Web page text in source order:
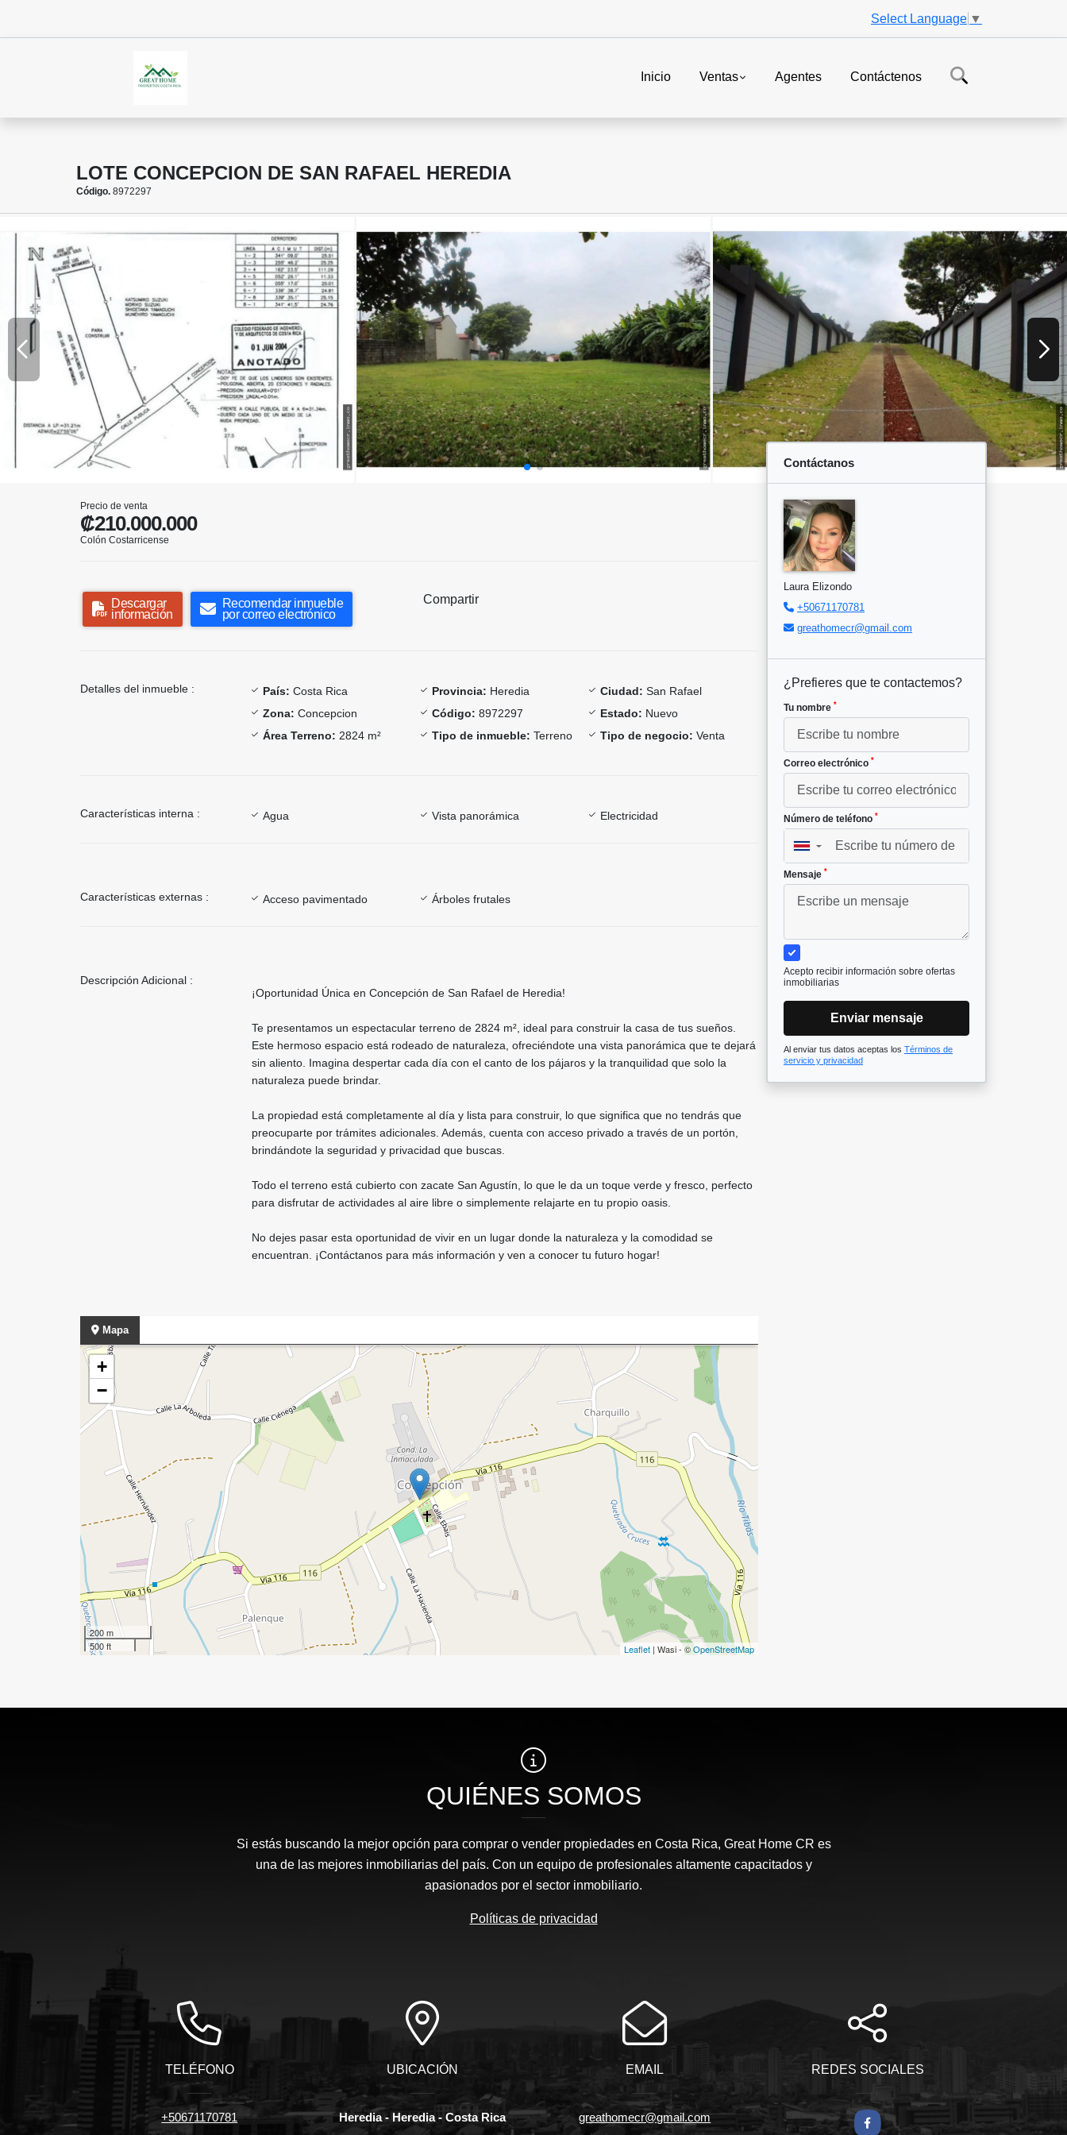
Select Language ▼
Inicio Ventas Agentes Contáctenos
LOTE CONCEPCION DE SAN RAFAEL HEREDIA
Código. 8972297
Precio de venta
₡210.000.000
Colón Costarricense
Descargar
información
Recomendar inmueble
por correo electrónico
Compartir
Detalles del inmueble : País: Costa Rica Provincia: Heredia Ciudad: San Rafael
Zona: Concepcion Código: 8972297 Estado: Nuevo
Área Terreno: 2824 m² Tipo de inmueble: Terreno Tipo de negocio: Venta
Características interna : Agua Vista panorámica Electricidad
Características externas : Acceso pavimentado Árboles frutales
Descripción Adicional :
¡Oportunidad Única en Concepción de San Rafael de Heredia!
Te presentamos un espectacular terreno de 2824 m², ideal para construir la casa de tus sueños.
Este hermoso espacio está rodeado de naturaleza, ofreciéndote una vista panorámica que te dejará
sin aliento. Imagina despertar cada día con el canto de los pájaros y la tranquilidad que solo la
naturaleza puede brindar.
La propiedad está completamente al día y lista para construir, lo que significa que no tendrás que
preocuparte por trámites adicionales. Además, cuenta con acceso privado a través de un portón,
brindándote la seguridad y privacidad que buscas.
Todo el terreno está cubierto con zacate San Agustín, lo que le da un toque verde y fresco, perfecto
para disfrutar de actividades al aire libre o simplemente relajarte en tu propio oasis.
No dejes pasar esta oportunidad de vivir en un lugar donde la naturaleza y la comodidad se
encuentran. ¡Contáctanos para más información y ven a conocer tu futuro hogar!
Mapa
+
−
200 m
500 ft
Leaflet | Wasi - ©OpenStreetMap
Contáctanos
Laura Elizondo
+50671170781
greathomecr@gmail.com
¿Prefieres que te contactemos?
Tu nombre *
Correo electrónico *
Número de teléfono *
▼
Mensaje *
Acepto recibir información sobre ofertas
inmobiliarias
Enviar mensaje
Al enviar tus datos aceptas los Términos de
servicio y privacidad
QUIÉNES SOMOS
Si estás buscando la mejor opción para comprar o vender propiedades en Costa Rica, Great Home CR es
una de las mejores inmobiliarias del país. Con un equipo de profesionales altamente capacitados y
apasionados por el sector inmobiliario.
Políticas de privacidad
TELÉFONO
+50671170781
UBICACIÓN
Heredia - Heredia - Costa Rica
EMAIL
greathomecr@gmail.com
REDES SOCIALES
Facebook